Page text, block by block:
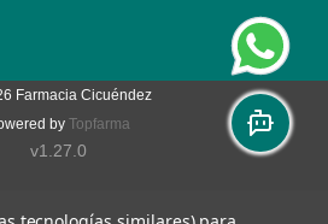
Farmacia Cicuéndez
by Topfarma
v1.27.0